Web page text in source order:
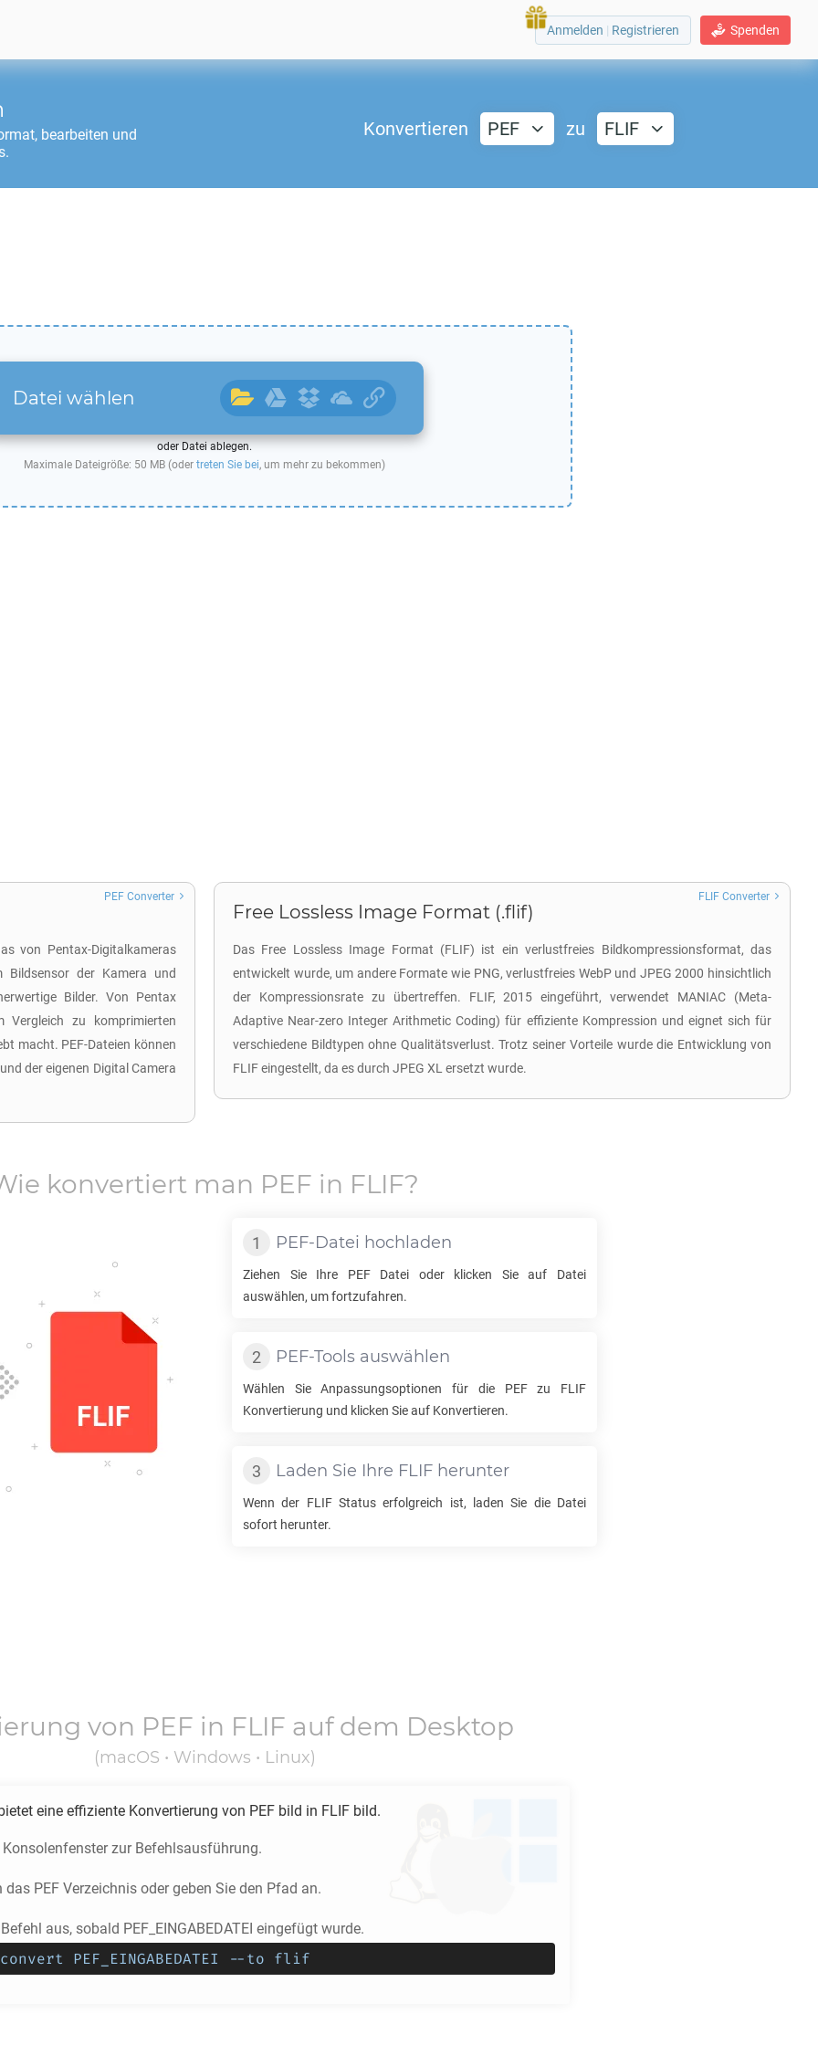
Spenden
Anmelden | Registrieren
bearbeiten und
Konvertieren PEF zu FLIF
Datei wählen
oder Datei ablegen.
Maximale Dateigröße: 50 MB (oder treten Sie bei, um mehr zu bekommen)
von Pentax-Digitalkameras
der Kamera und
Bilder. Von Pentax
Vergleich zu komprimierten
macht. PEF-Dateien können
der eigenen Digital Camera
PEF Converter
Free Lossless Image Format (.flif)
Das Free Lossless Image Format (FLIF) ist ein verlustfreies Bildkompressionsformat, das
entwickelt wurde, um andere Formate wie PNG, verlustfreies WebP und JPEG 2000 hinsichtlich
der Kompressionsrate zu übertreffen. FLIF, 2015 eingeführt, verwendet MANIAC (Meta-
Adaptive Near-zero Integer Arithmetic Coding) für effiziente Kompression und eignet sich für
verschiedene Bildtypen ohne Qualitätsverlust. Trotz seiner Vorteile wurde die Entwicklung von
FLIF eingestellt, da es durch JPEG XL ersetzt wurde.
FLIF Converter
konvertiert man PEF in FLIF?
PEF-Datei hochladen
Ziehen Sie Ihre PEFDatei oder klicken Sie auf Datei
auswählen, um fortzufahren.
PEF-Tools auswählen
Wählen Sie Anpassungsoptionen für die PEFzu FLIF
Konvertierung und klicken Sie auf Konvertieren.
Laden Sie Ihre FLIF herunter
Wenn der FLIFStatus erfolgreich ist, laden Sie die Datei
sofort herunter.
von PEF in FLIF auf dem Desktop
(macOS • Windows • Linux)
eine effiziente Konvertierung von PEF bild in FLIF bild.
zur Befehlsausführung.
das PEF Verzeichnis oder geben Sie den Pfad an.
aus, sobald PEF_EINGABEDATEI eingefügt wurde.
PEF_EINGABEDATEI --to flif